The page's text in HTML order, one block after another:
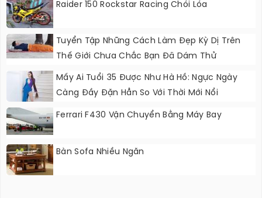
Raider 150 Rockstar Racing Chói Lóa
Tuyển Tập Những Cách Làm Đẹp Kỳ Dị Trên
Thế Giới Chưa Chắc Bạn Đã Dám Thử
Mấy Ai Tuổi 35 Được Như Hà Hồ: Ngực Ngày
Càng Đầy Đặn Hẳn So Với Thời Mới Nổi
Ferrari F430 Vận Chuyển Bằng Máy Bay
Bàn Sofa Nhiều Ngăn